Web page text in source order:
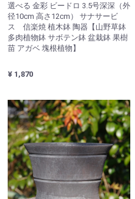
選べる 金彩 ビードロ 3.5号深深（外
径10cm 高さ12cm） サナサービ
ス 信楽焼 植木鉢 陶器【山野草鉢
多肉植物鉢 サボテン鉢 盆栽鉢 果樹
苗 アガベ 塊根植物】
¥ 1,870